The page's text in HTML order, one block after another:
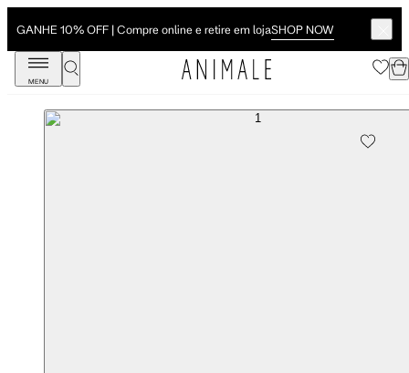
GANHE 10% OFF | Compre online e retire em lojaSHOP NOW
MENU